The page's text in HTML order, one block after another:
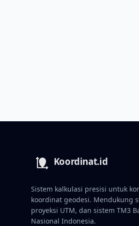
Sistem kalkulasi presisi untuk
koordinat geodesi. Mendukung
proyeksi UTM, dan sistem TM3
Nasional Indonesia.